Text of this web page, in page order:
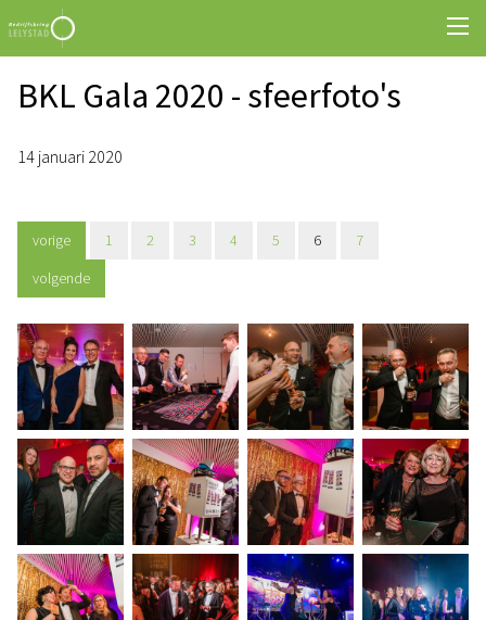
BKL Gala 2020 - sfeerfoto's
14 januari 2020
vorige 1 2 3 4 5 6
7
volgende